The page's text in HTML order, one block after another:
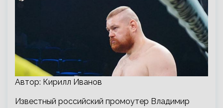
Автор: Кирилл Иванов
Известный российский промоутер Владимир